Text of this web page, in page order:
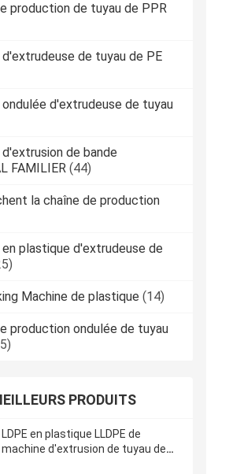
production de tuyau de PPR
d'extrudeuse de tuyau de PE
ondulée d'extrudeuse de tuyau
d'extrusion de bande
FAMILIER (44)
la chaîne de production
en plastique d'extrudeuse de
Machine de plastique (14)
production ondulée de tuyau
PRODUITS
LDPE en plastique LLDPE de
machine d'extrusion de tuyau de